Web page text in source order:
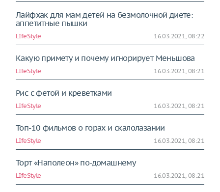
Лайфхак для мам детей на безмолочной диете:
аппетитные пышки
LIfeStyle 16.03.2021, 08:22
Какую примету и почему игнорирует Меньшова
LIfeStyle 16.03.2021, 08:21
Рис с фетой и креветками
LIfeStyle 16.03.2021, 08:21
Топ-10 фильмов о горах и скалолазании
LIfeStyle 16.03.2021, 08:21
Торт «Наполеон» по-домашнему
LIfeStyle 16.03.2021, 08:21